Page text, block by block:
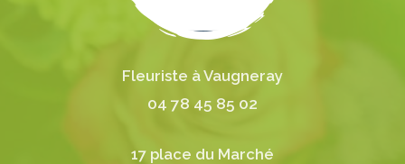
Fleuriste à Vaugneray
04 78 45 85 02
17 place du Marché